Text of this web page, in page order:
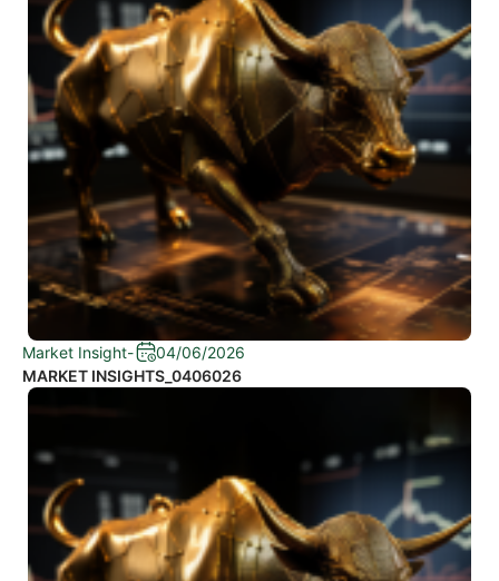
Market Insight-
04/06/2026
MARKET INSIGHTS_0406026